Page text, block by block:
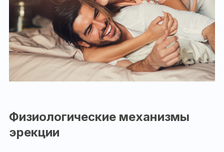
Физиологические механизмы
эрекции